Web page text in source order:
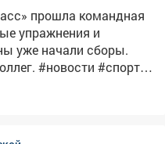
прошла командная
упражнения и
уже начали сборы.
#спорт